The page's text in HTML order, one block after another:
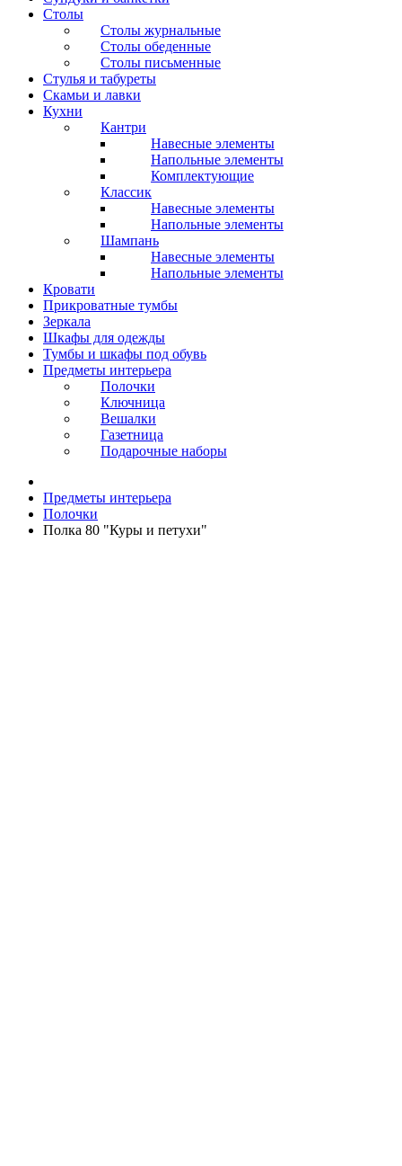
Столы
Столы журнальные
Столы обеденные
Столы письменные
Стулья и табуреты
Скамьи и лавки
Кухни
Кантри
Навесные элементы
Напольные элементы
Комплектующие
Классик
Навесные элементы
Напольные элементы
Шампань
Навесные элементы
Напольные элементы
Кровати
Прикроватные тумбы
Зеркала
Шкафы для одежды
Тумбы и шкафы под обувь
Предметы интерьера
Полочки
Ключница
Вешалки
Газетница
Подарочные наборы
Предметы интерьера
Полочки
Полка 80 "Куры и петухи"